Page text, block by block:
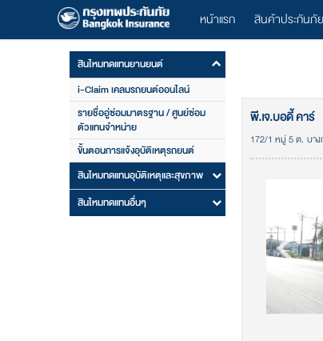
หน้าแรก สินค้าประกันภัย
สินไหมทดแทนยานยนต์
i-Claim เคลมรถยนต์ออนไลน์
รายชื่ออู่ซ่อมมาตรฐาน / ศูนย์ซ่อม
ตัวแทนจำหน่าย
ขั้นตอนการแจ้งอุบัติเหตุรถยนต์
สินไหมทดแทนอุบัติเหตุและสุขภาพ
สินไหมทดแทนอื่นๆ
พี.เจ.บอดี้ คาร์
172/1 หมู่ 5 ต. บา